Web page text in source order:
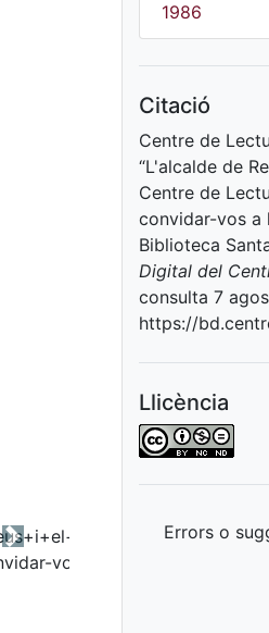
Next
1986
Citació
Centre de
“L'alcalde de
Centre de
convidar-vos a
Biblioteca
Digital del
consulta 7
https://
Llicència
Errors o